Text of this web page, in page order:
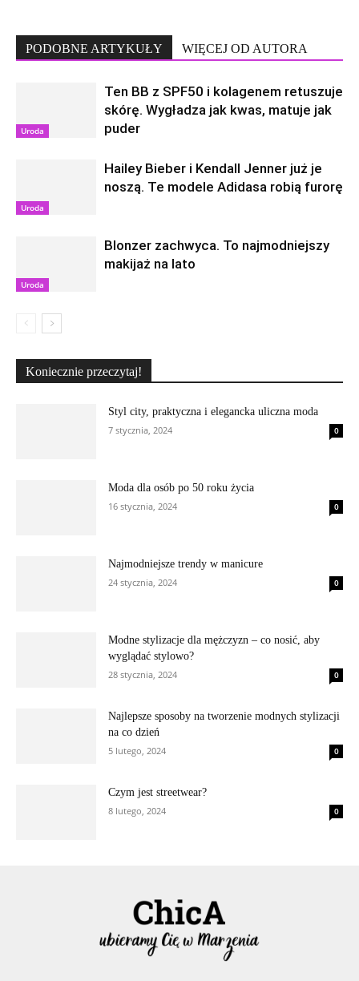
PODOBNE ARTYKUŁY WIĘCEJ OD AUTORA
Uroda
Ten BB z SPF50 i kolagenem retuszuje
skórę. Wygładza jak kwas, matuje jak
puder
Uroda
Hailey Bieber i Kendall Jenner już je
noszą. Te modele Adidasa robią furorę
Uroda
Blonzer zachwyca. To najmodniejszy
makijaż na lato
Koniecznie przeczytaj!
Styl city, praktyczna i elegancka uliczna moda
7 stycznia, 2024
0
Moda dla osób po 50 roku życia
16 stycznia, 2024
0
Najmodniejsze trendy w manicure
24 stycznia, 2024
0
Modne stylizacje dla mężczyzn – co nosić, aby
wyglądać stylowo?
28 stycznia, 2024
0
Najlepsze sposoby na tworzenie modnych stylizacji
na co dzień
5 lutego, 2024
0
Czym jest streetwear?
8 lutego, 2024
0